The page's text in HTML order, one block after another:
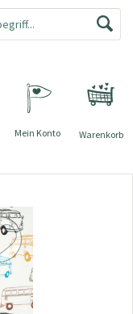
Warenkorb
Mein Konto